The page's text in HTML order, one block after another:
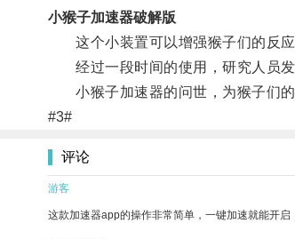
小猴子加速器破解版
这个小装置可以增强猴子们的反应
经过一段时间的使用，研究人员发
小猴子加速器的问世，为猴子们的
#3#
评论
游客
这款加速器app的操作非常简单，一键加速就能开启